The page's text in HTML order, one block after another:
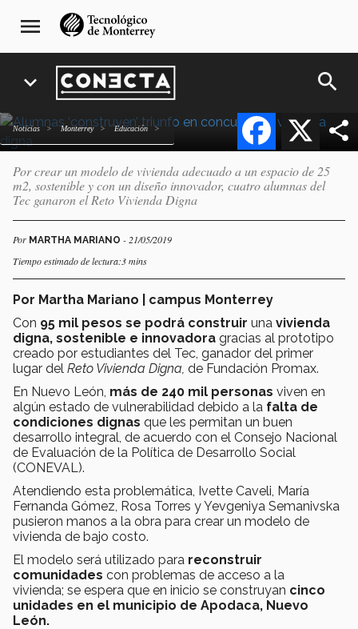
navegación
principal
menu
expand_more search
Noticias Monterrey Educación
"Les ponen casa": ganan
alumnas Reto Vivienda
Digna
Por crear un modelo de vivienda adecuado a un espacio de 25
m2, sostenible y con un diseño innovador, cuatro alumnas del
Tec ganaron el Reto Vivienda Digna
Por MARTHA MARIANO - 21/05/2019
Tiempo estimado de lectura:3 mins
Por Martha Mariano | campus Monterrey
Con 95 mil pesos se podrá construir una vivienda
digna, sostenible e innovadora gracias al prototipo
creado por estudiantes del Tec, ganador del primer
lugar del Reto Vivienda Digna, de Fundación Promax.
En Nuevo León, más de 240 mil personas viven en
algún estado de vulnerabilidad debido a la falta de
condiciones dignas que les permitan un buen
desarrollo integral, de acuerdo con el Consejo Nacional
de Evaluación de la Política de Desarrollo Social
(CONEVAL).
Atendiendo esta problemática, Ivette Caveli, María
Fernanda Gómez, Rosa Torres y Yevgeniya Semanivska
pusieron manos a la obra para crear un modelo de
vivienda de bajo costo.
El modelo será utilizado para reconstruir
comunidades con problemas de acceso a la
vivienda; se espera que en inicio se construyan cinco
unidades en el municipio de Apodaca, Nuevo
León.